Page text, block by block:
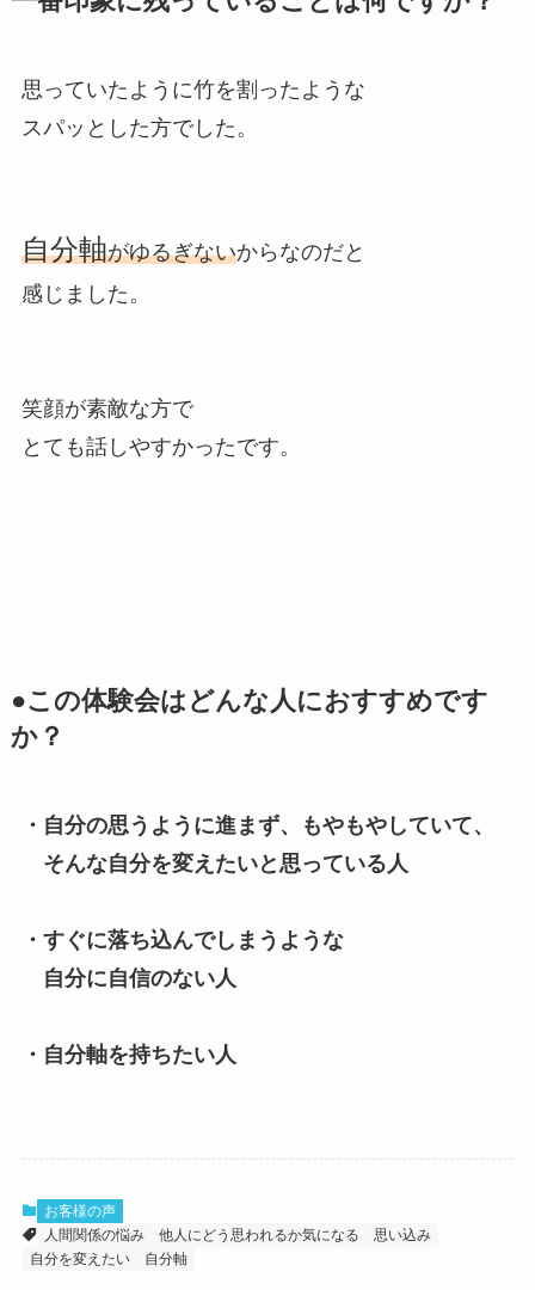
思っていたように竹を割ったような
スパッとした方でした。
自分軸がゆるぎないからなのだと
感じました。
笑顔が素敵な方で
とても話しやすかったです。
●この体験会はどんな人におすすめです
か？
・自分の思うように進まず、もやもやしていて、
そんな自分を変えたいと思っている人
・すぐに落ち込んでしまうような
自分に自信のない人
・自分軸を持ちたい人
お客様の声
人間関係の悩み
他人にどう思われるか気になる
思い込み
自分を変えたい
自分軸